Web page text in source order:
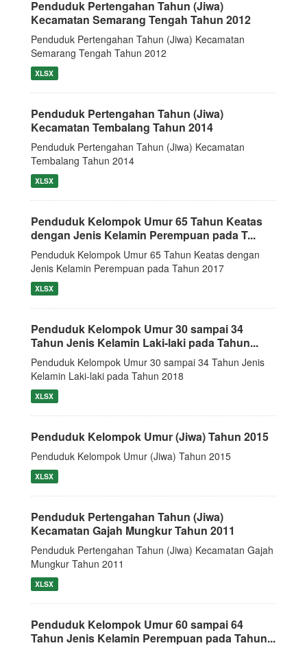
Penduduk Pertengahan Tahun (Jiwa)
Kecamatan Semarang Tengah Tahun 2012
Penduduk Pertengahan Tahun (Jiwa) Kecamatan
Semarang Tengah Tahun 2012
XLSX
Penduduk Pertengahan Tahun (Jiwa)
Kecamatan Tembalang Tahun 2014
Penduduk Pertengahan Tahun (Jiwa) Kecamatan
Tembalang Tahun 2014
XLSX
Penduduk Kelompok Umur 65 Tahun Keatas
dengan Jenis Kelamin Perempuan pada T...
Penduduk Kelompok Umur 65 Tahun Keatas dengan
Jenis Kelamin Perempuan pada Tahun 2017
XLSX
Penduduk Kelompok Umur 30 sampai 34
Tahun Jenis Kelamin Laki-laki pada Tahun...
Penduduk Kelompok Umur 30 sampai 34 Tahun Jenis
Kelamin Laki-laki pada Tahun 2018
XLSX
Penduduk Kelompok Umur (Jiwa) Tahun 2015
Penduduk Kelompok Umur (Jiwa) Tahun 2015
XLSX
Penduduk Pertengahan Tahun (Jiwa)
Kecamatan Gajah Mungkur Tahun 2011
Penduduk Pertengahan Tahun (Jiwa) Kecamatan Gajah
Mungkur Tahun 2011
XLSX
Penduduk Kelompok Umur 60 sampai 64
Tahun Jenis Kelamin Perempuan pada Tahun...